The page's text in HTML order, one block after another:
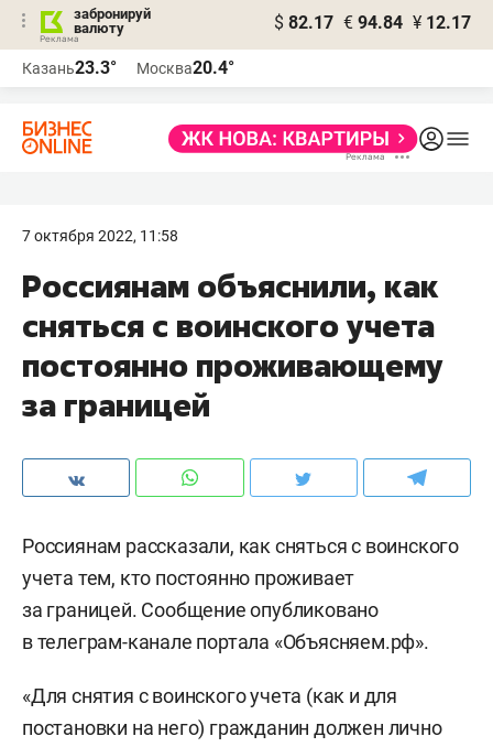
забронируй
валюту
$ 82.17 € 94.84 ¥ 12.17
Казань23.3° Москва20.4°
7 октября 2022, 11:58
Россиянам объяснили, как
сняться с воинского учета
постоянно проживающему
за границей
Россиянам рассказали, как сняться с воинского
учета тем, кто постоянно проживает
за границей. Сообщение опубликовано
в телеграм-канале портала «Объясняем.рф».
«Для снятия с воинского учета (как и для
постановки на него) гражданин должен лично